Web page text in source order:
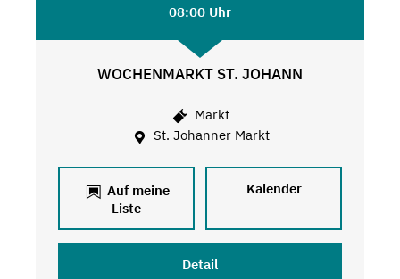
08:00 Uhr
WOCHENMARKT ST. JOHANN
Markt
St. Johanner Markt
Auf meine
Liste
Kalender
Detail